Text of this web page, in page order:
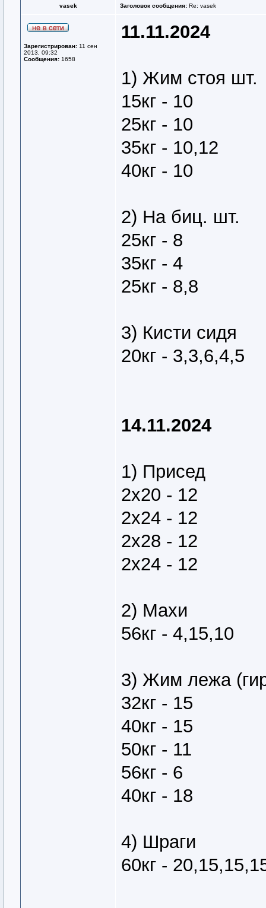
vasek Заголовок сообщения: Re: vasek
Зарегистрирован: 11 сен
2013, 09:32
Сообщения: 1658
11.11.2024
1) Жим стоя шт.
15кг - 10
25кг - 10
35кг - 10,12
40кг - 10
2) На биц. шт.
25кг - 8
35кг - 4
25кг - 8,8
3) Кисти сидя
20кг - 3,3,6,4,5
14.11.2024
1) Присед
2х20 - 12
2х24 - 12
2х28 - 12
2х24 - 12
2) Махи
56кг - 4,15,10
3) Жим лежа
32кг - 15
40кг - 15
50кг - 11
56кг - 6
40кг - 18
4) Шраги
60кг -